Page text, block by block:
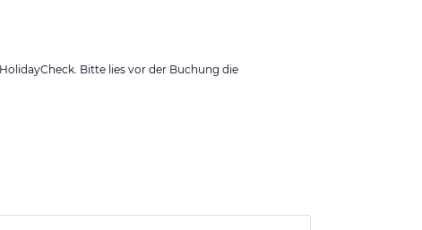
Bitte lies vor der Buchung die